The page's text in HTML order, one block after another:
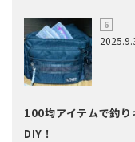
100均アイテムで釣り
DIY！